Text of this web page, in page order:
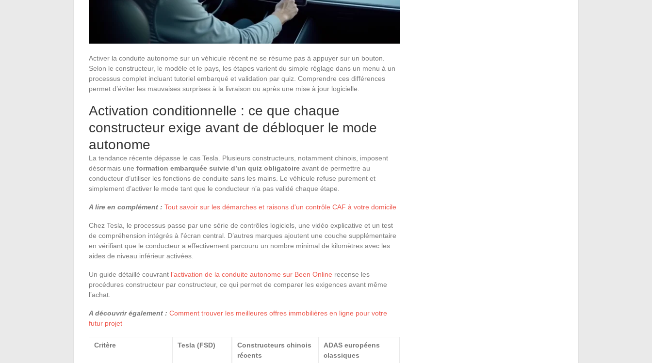
Activer la conduite autonome sur un véhicule récent ne se résume pas à appuyer sur un bouton.
Selon le constructeur, le modèle et le pays, les étapes varient du simple réglage dans un menu à un
processus complet incluant tutoriel embarqué et validation par quiz. Comprendre ces différences
permet d’éviter les mauvaises surprises à la livraison ou après une mise à jour logicielle.
Activation conditionnelle : ce que chaque
constructeur exige avant de débloquer le mode
autonome
La tendance récente dépasse le cas Tesla. Plusieurs constructeurs, notamment chinois, imposent
désormais une formation embarquée suivie d’un quiz obligatoire avant de permettre au
conducteur d’utiliser les fonctions de conduite sans les mains. Le véhicule refuse purement et
simplement d’activer le mode tant que le conducteur n’a pas validé chaque étape.
A lire en complément : Tout savoir sur les démarches et raisons d'un contrôle CAF à votre domicile
Chez Tesla, le processus passe par une série de contrôles logiciels, une vidéo explicative et un test
de compréhension intégrés à l’écran central. D’autres marques ajoutent une couche supplémentaire
en vérifiant que le conducteur a effectivement parcouru un nombre minimal de kilomètres avec les
aides de niveau inférieur activées.
Un guide détaillé couvrant l’activation de la conduite autonome sur Been Online recense les
procédures constructeur par constructeur, ce qui permet de comparer les exigences avant même
l’achat.
A découvrir également : Comment trouver les meilleures offres immobilières en ligne pour votre
futur projet
Critère Tesla (FSD)
Constructeurs chinois
récents
ADAS européens
classiques